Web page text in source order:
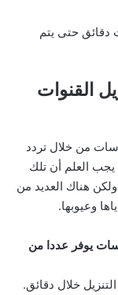
دقائق حتى يتم
القنوات
سات من خلال تردد
يجب العلم أن تلك
هناك العديد من
وعيوبها.
يوفر عددا من
خلال دقائق.